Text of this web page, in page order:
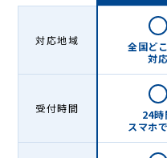
対応地域
全国ど
対応
受付時間
24時
スマホ